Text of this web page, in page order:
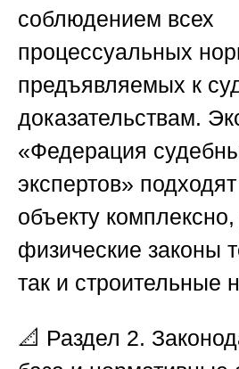
соблюдением всех
процессуальных
предъявляемых к
доказательствам.
«Федерация
экспертов»
объекту
физические законы
так и строительные
📐 Раздел 2.